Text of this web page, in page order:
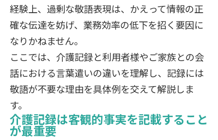
経験上、過剰な敬語表現は、かえって情報の正
確な伝達を妨げ、業務効率の低下を招く要因に
なりかねません。
ここでは、介護記録と利用者様やご家族との会
話における言葉遣いの違いを理解し、記録には
敬語が不要な理由を具体例を交えて解説しま
す。
介護記録は客観的事実を記載すること
が最重要